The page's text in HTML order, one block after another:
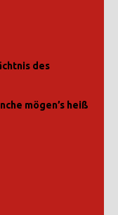
des
mögen’s heiß